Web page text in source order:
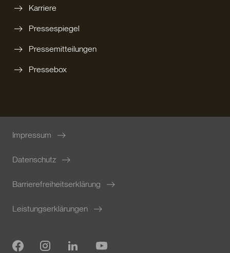
Karriere
Pressespiegel
Pressemitteilungen
Pressebox
Impressum
Datenschutz
Barrierefreiheitserklärung
Leistungserklärungen